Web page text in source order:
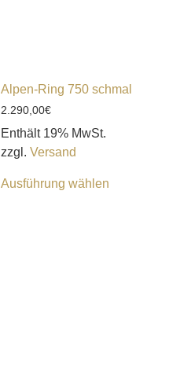
Alpen-Ring 750 schmal
2.290,00€
Enthält 19% MwSt.
zzgl. Versand
Ausführung wählen